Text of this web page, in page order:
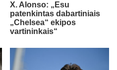
X. Alonso: „Esu
patenkintas dabartiniais
„Chelsea“ ekipos
vartininkais“